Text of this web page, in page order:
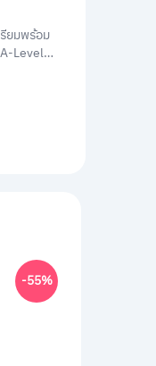
Level
-55%